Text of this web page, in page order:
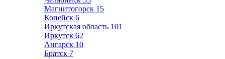
Магнитогорск 15
Копейск 6
Иркутская область 101
Иркутск 62
Ангарск 10
Братск 7